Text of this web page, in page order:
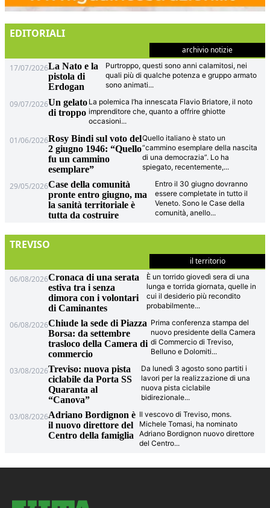
EDITORIALI
archivio notizie
17/07/2026La Nato e la
pistola di
Erdogan
Purtroppo, questi sono anni calamitosi, nei
quali più di qualche potenza e gruppo armato
sono animati...
09/07/2026Un gelato
di troppo
La polemica l’ha innescata Flavio Briatore, il noto
imprenditore che, quanto a offrire ghiotte
occasioni...
01/06/2026Rosy Bindi sul voto del
2 giugno 1946: “Quello
fu un cammino
esemplare”
Quello italiano è stato un
“cammino esemplare della nascita
di una democrazia”. Lo ha
spiegato, recentemente,...
29/05/2026Case della comunità
pronte entro giugno, ma
la sanità territoriale è
tutta da costruire
Entro il 30 giugno dovranno
essere completate in tutto il
Veneto. Sono le Case della
comunità, anello...
TREVISO
il territorio
06/08/2026Cronaca di una serata
estiva tra i senza
dimora con i volontari
di Caminantes
È un torrido giovedì sera di una
lunga e torrida giornata, quelle in
cui il desiderio più recondito
probabilmente...
06/08/2026Chiude la sede di Piazza
Borsa: da settembre
trasloco della Camera di
commercio
Prima conferenza stampa del
nuovo presidente della Camera
di Commercio di Treviso,
Belluno e Dolomiti...
03/08/2026Treviso: nuova pista
ciclabile da Porta SS
Quaranta al
“Canova”
Da lunedì 3 agosto sono partiti i
lavori per la realizzazione di una
nuova pista ciclabile
bidirezionale...
03/08/2026Adriano Bordignon è
il nuovo direttore del
Centro della famiglia
Il vescovo di Treviso, mons.
Michele Tomasi, ha nominato
Adriano Bordignon nuovo direttore
del Centro...